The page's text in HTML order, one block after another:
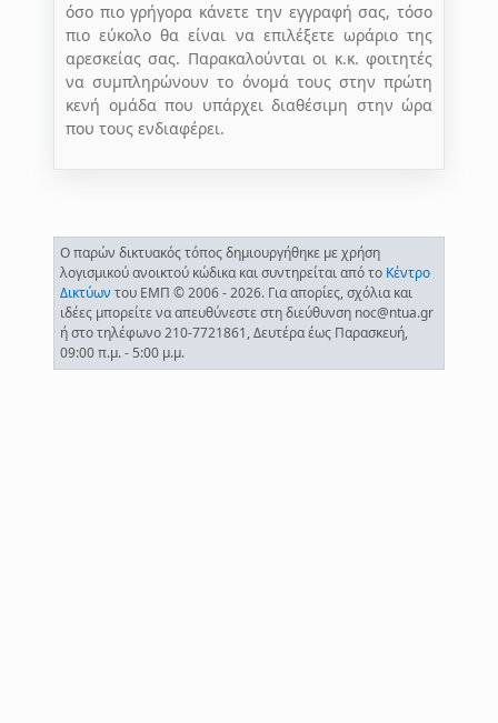
όσο πιο γρήγορα κάνετε την εγγραφή σας, τόσο
πιο εύκολο θα είναι να επιλέξετε ωράριο της
αρεσκείας σας. Παρακαλούνται οι κ.κ. φοιτητές
να συμπληρώνουν το όνομά τους στην πρώτη
κενή ομάδα που υπάρχει διαθέσιμη στην ώρα
που τους ενδιαφέρει.
Ο παρών δικτυακός τόπος δημιουργήθηκε με χρήση
λογισμικού ανοικτού κώδικα και συντηρείται από το Κέντρο
Δικτύων του ΕΜΠ © 2006 - 2026. Για απορίες, σχόλια και
ιδέες μπορείτε να απευθύνεστε στη διεύθυνση noc@ntua.gr
ή στο τηλέφωνο 210-7721861, Δευτέρα έως Παρασκευή,
09:00 π.μ. - 5:00 μ.μ.